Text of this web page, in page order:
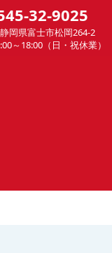
32-9025
岡県富士市松岡264-2
～18:00（日・祝休業）